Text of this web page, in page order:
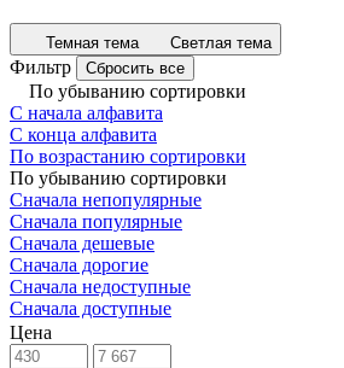
Темная тема Светлая тема
Фильтр Сбросить все
По убыванию сортировки
С начала алфавита
С конца алфавита
По возрастанию сортировки
По убыванию сортировки
Сначала непопулярные
Сначала популярные
Сначала дешевые
Сначала дорогие
Сначала недоступные
Сначала доступные
Цена